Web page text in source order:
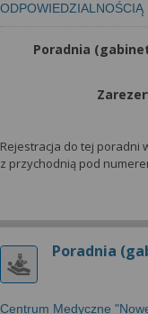
ODPOWIEDZIALNOŚCIĄ
Poradnia
Rejestracja do tej poradni
z przychodnią pod
Poradnia
Centrum Medyczne